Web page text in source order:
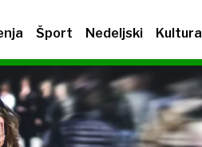
Šport Nedeljski Kultura